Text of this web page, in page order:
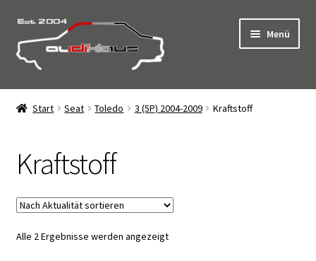
Zur
Navigation
springen
Zum
Inhalt
springen
Menü
Start
Click & Collect – Abholung vor Ort
Datenschutz
Impressum
Start Seat Toledo 3 (5P) 2004-2009 Kraftstoff
Kraftstoff
Alle 2 Ergebnisse werden angezeigtNach